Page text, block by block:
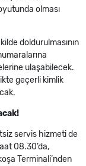
olması
doldurulmasının
ulaşabilecek.
geçerli kimlik
servis hizmeti de
08.30’da,
Terminali’nden